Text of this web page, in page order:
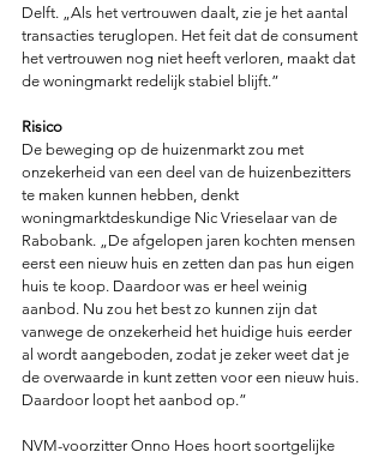
Delft. „Als het vertrouwen daalt, zie je het aantal
transacties teruglopen. Het feit dat de consument
het vertrouwen nog niet heeft verloren, maakt dat
de woningmarkt redelijk stabiel blijft.”
Risico
De beweging op de huizenmarkt zou met
onzekerheid van een deel van de huizenbezitters
te maken kunnen hebben, denkt
woningmarktdeskundige Nic Vrieselaar van de
Rabobank. „De afgelopen jaren kochten mensen
eerst een nieuw huis en zetten dan pas hun eigen
huis te koop. Daardoor was er heel weinig
aanbod. Nu zou het best zo kunnen zijn dat
vanwege de onzekerheid het huidige huis eerder
al wordt aangeboden, zodat je zeker weet dat je
de overwaarde in kunt zetten voor een nieuw huis.
Daardoor loopt het aanbod op.”
NVM-voorzitter Onno Hoes hoort soortgelijke